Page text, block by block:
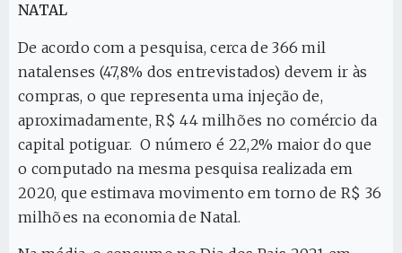
NATAL
De acordo com a pesquisa, cerca de 366 mil
natalenses (47,8% dos entrevistados) devem ir às
compras, o que representa uma injeção de,
aproximadamente, R$ 44 milhões no comércio da
capital potiguar. O número é 22,2% maior do que
o computado na mesma pesquisa realizada em
2020, que estimava movimento em torno de R$ 36
milhões na economia de Natal.